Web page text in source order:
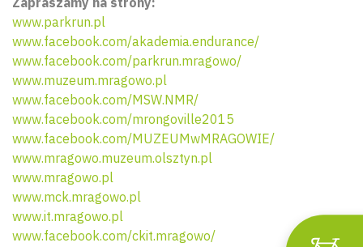
www.parkrun.pl
www.facebook.com/akademia.endurance/
www.facebook.com/parkrun.mragowo/
www.muzeum.mragowo.pl
www.facebook.com/MSW.NMR/
www.facebook.com/mrongoville2015
www.facebook.com/MUZEUMwMRAGOWIE/
www.mragowo.muzeum.olsztyn.pl
www.mragowo.pl
www.mck.mragowo.pl
www.it.mragowo.pl
www.facebook.com/ckit.mragowo/